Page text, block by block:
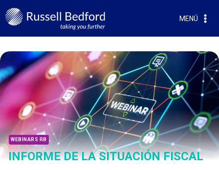
MENÚ
WEBINARS RB
INFORME DE LA SITUACIÓN FISCAL